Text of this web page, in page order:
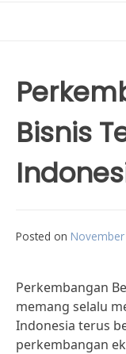
Bisnis
Posted on
Perkembangan
memang selalu
Indonesia terus
perkembangan